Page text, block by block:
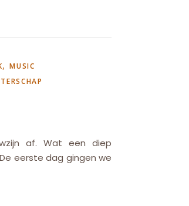
,MUSIC
af. Wat een diep
eerste dag gingen we